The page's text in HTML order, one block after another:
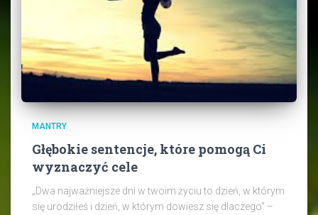
MANTRY
Głębokie sentencje, które pomogą Ci
wyznaczyć cele
„Dwa najważniejsze dni w twoim życiu to dzień, w którym
się urodziłeś i dzień, w którym dowiesz się dlaczego” –